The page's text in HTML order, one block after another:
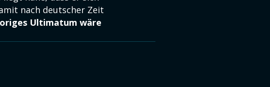
nach deutscher Zeit
Ultimatum wäre